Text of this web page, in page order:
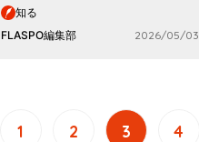
知る
FLASPO編集部
2026/05/03
1 2 3 4